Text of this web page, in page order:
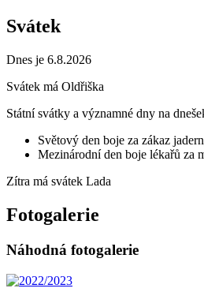
Svátek
Dnes je 6.8.2026
Svátek má Oldřiška
Státní svátky a významné dny na
Světový den boje za zákaz
Mezinárodní den boje lékařů za
Zítra má svátek Lada
Fotogalerie
Náhodná fotogalerie